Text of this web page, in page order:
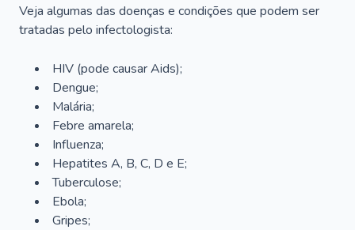
Veja algumas das doenças e condições que podem ser
tratadas pelo infectologista:
HIV (pode causar Aids);
Dengue;
Malária;
Febre amarela;
Influenza;
Hepatites A, B, C, D e E;
Tuberculose;
Ebola;
Gripes;